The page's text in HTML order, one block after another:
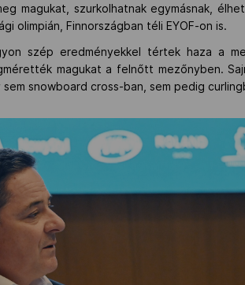
magukat, szurkolhatnak egymásnak,
olimpián, Finnországban téli EYOF-on is.
szép eredményekkel tértek haza a
magukat a felnőtt mezőnyben.
snowboard cross-ban, sem pedig